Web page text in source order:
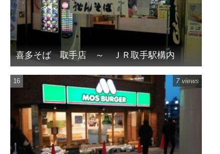
喜多そば 取手店 ～ ＪＲ取手駅構内
7 views